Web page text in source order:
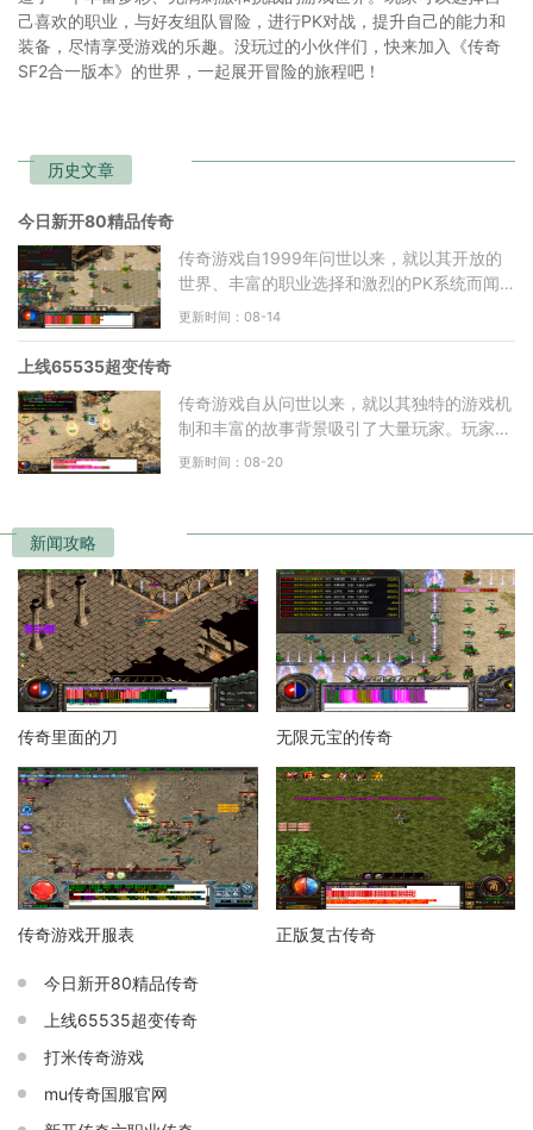
己喜欢的职业，与好友组队冒险，进行PK对战，提升自己的能力和
装备，尽情享受游戏的乐趣。没玩过的小伙伴们，快来加入《传奇
SF2合一版本》的世界，一起展开冒险的旅程吧！
历史文章
今日新开80精品传奇
传奇游戏自1999年问世以来，就以其开放的
世界、丰富的职业选择和激烈的PK系统而闻
名。玩家在游戏中不仅可以选择自己喜欢的职
更新时间：08-14
上线65535超变传奇
传奇游戏自从问世以来，就以其独特的游戏机
制和丰富的故事背景吸引了大量玩家。玩家在
游戏中可以选择不同的职业，如战士、法师和
更新时间：08-20
新闻攻略
传奇里面的刀 无限元宝的传奇
传奇游戏开服表 正版复古传奇
今日新开80精品传奇
上线65535超变传奇
打米传奇游戏
mu传奇国服官网